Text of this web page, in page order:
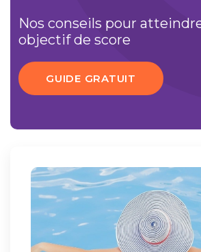
Nos conseils pour
objectif de score
GUIDE GRATUIT